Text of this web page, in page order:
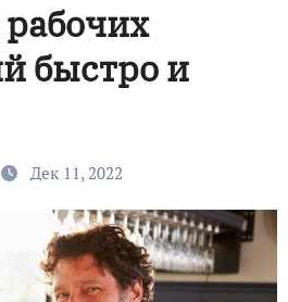
быстро и
Дек 11, 2022